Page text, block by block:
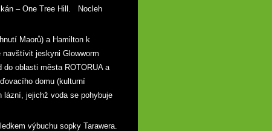
– One Tree Hill. Nocleh
Maorů) a Hamilton k
jeskyni Glowworm
oblasti města ROTORUA a
domu (kulturní
jejichž voda se pohybuje
výbuchu sopky Tarawera.